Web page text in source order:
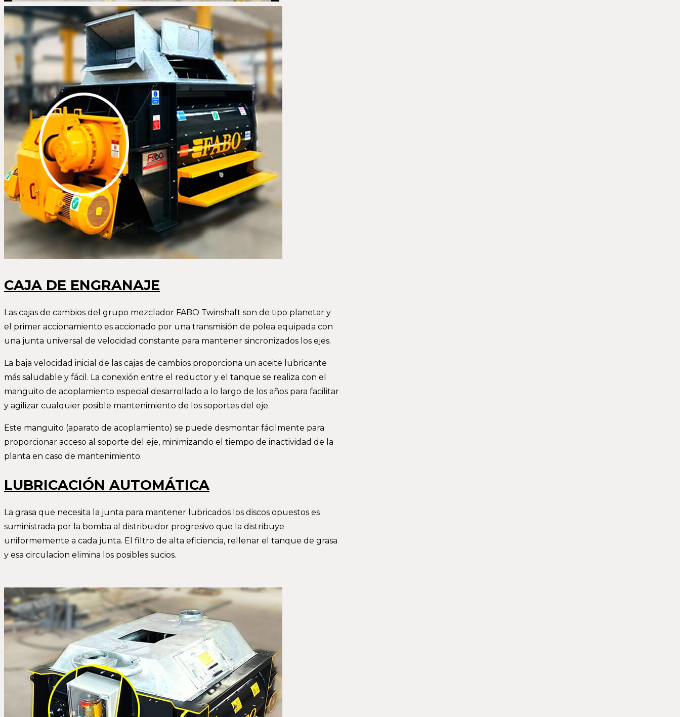
CAJA DE ENGRANAJE
Las cajas de cambios del grupo mezclador FABO Twinshaft son de tipo planetar y
el primer accionamiento es accionado por una transmisión de polea equipada con
una junta universal de velocidad constante para mantener sincronizados los ejes.
La baja velocidad inicial de las cajas de cambios proporciona un aceite lubricante
más saludable y fácil. La conexión entre el reductor y el tanque se realiza con el
manguito de acoplamiento especial desarrollado a lo largo de los años para facilitar
y agilizar cualquier posible mantenimiento de los soportes del eje.
Este manguito (aparato de acoplamiento) se puede desmontar fácilmente para
proporcionar acceso al soporte del eje, minimizando el tiempo de inactividad de la
planta en caso de mantenimiento.
LUBRICACIÓN AUTOMÁTICA
La grasa que necesita la junta para mantener lubricados los discos opuestos es
suministrada por la bomba al distribuidor progresivo que la distribuye
uniformemente a cada junta. El filtro de alta eficiencia, rellenar el tanque de grasa
y esa circulacion elimina los posibles sucios.